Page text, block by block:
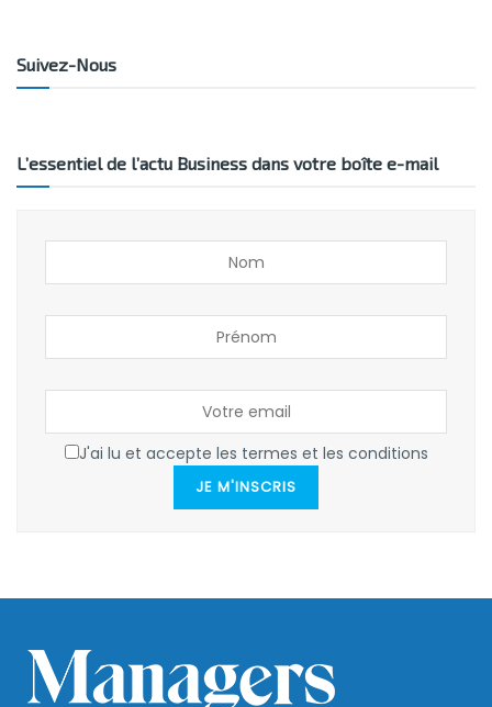
Suivez-Nous
L’essentiel de l’actu Business dans votre boîte e-mail
J'ai lu et accepte les termes et les conditions
JE M'INSCRIS